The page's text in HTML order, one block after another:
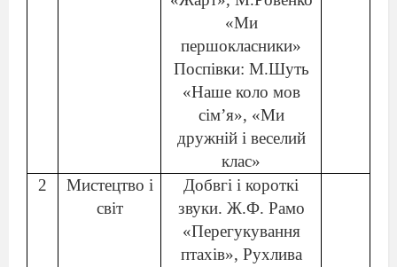
«Ми
першокласники»
Поспівки: М.Шуть
«Наше коло мов
сім’я», «Ми
дружній і веселий
клас»
2
Мистецтво і
світ
Добвгі і короткі
звуки. Ж.Ф. Рамо
«Перегукування
птахів», Рухлива